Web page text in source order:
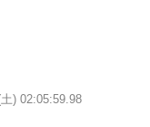
) 02:05:59.98